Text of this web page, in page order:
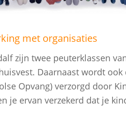
met organisaties
zijn twee peuterklassen
Daarnaast wordt ook
Opvang) verzorgd door
je ervan verzekerd dat je